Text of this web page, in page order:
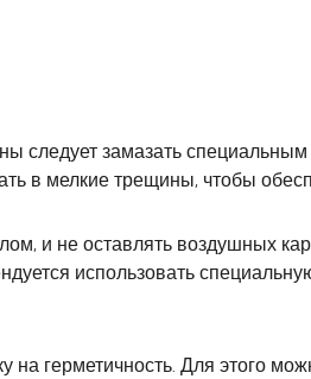
следует замазать
в мелкие трещины, чтобы
и не оставлять воздушных
использовать
герметичность. Для этого